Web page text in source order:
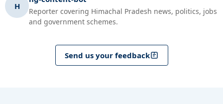
H
Reporter covering Himachal Pradesh news, politics, jobs
and government schemes.
Send us your feedback